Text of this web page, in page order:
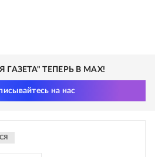
ТЕПЕРЬ В MAX!
на нас